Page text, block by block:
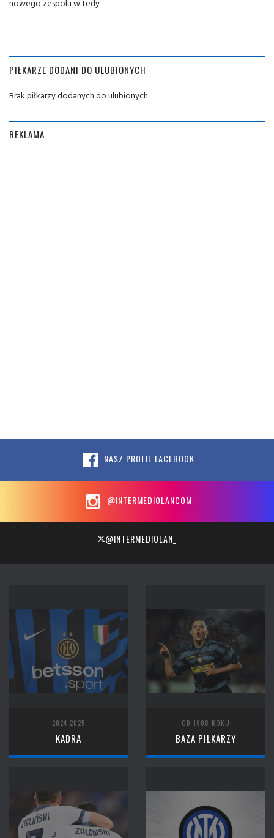
nowego zespolu w tedy
PIŁKARZE DODANI DO ULUBIONYCH
Brak piłkarzy dodanych do ulubionych
REKLAMA
NASZ PROFIL FACEBOOK
@INTERMEDIOLANCOM
@INTERMEDIOLAN_
2024-2025
KADRA
OD 1908 ROKU
BAZA PIŁKARZY